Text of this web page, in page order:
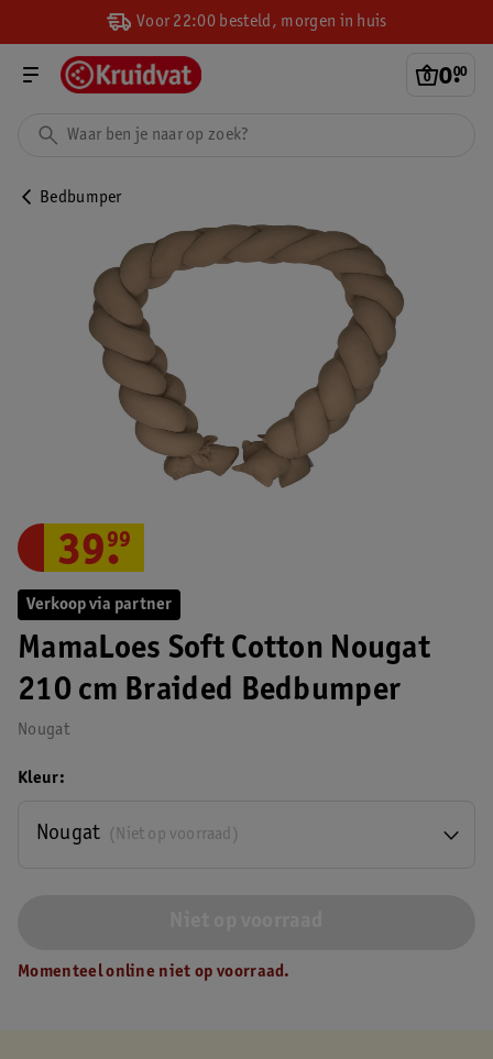
Voor 22:00 besteld, morgen in huis
0.
00
Bedbumper
Verkoop via partner
MamaLoes Soft Cotton Nougat
210 cm Braided Bedbumper
Nougat
39.
99
Kleur
(Niet op voorraad)
Nougat
Momenteel online niet op voorraad.